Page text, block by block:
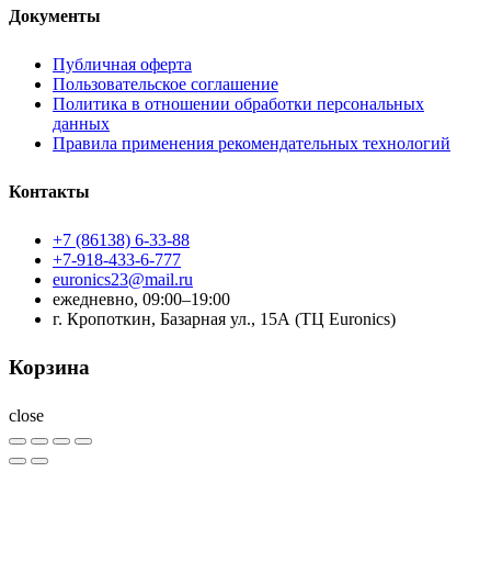
Документы
Публичная оферта
Пользовательское соглашение
Политика в отношении обработки персональных
данных
Правила применения рекомендательных технологий
Контакты
+7 (86138) 6-33-88
+7-918-433-6-777
euronics23@mail.ru
ежедневно, 09:00–19:00
г. Кропоткин, Базарная ул., 15А (ТЦ Euronics)
Корзина
close